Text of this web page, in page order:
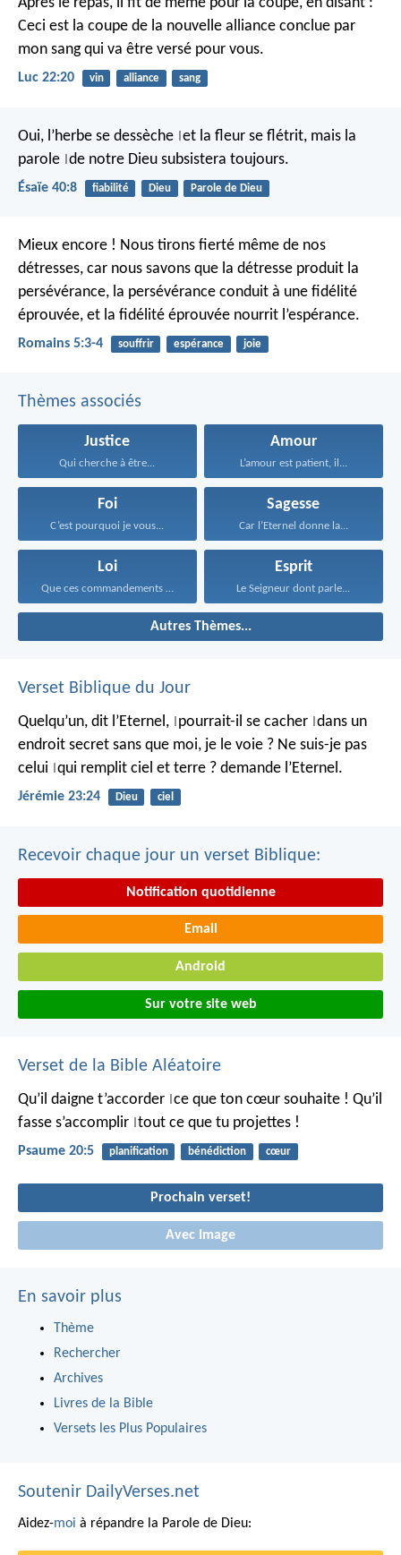
Ceci est la coupe de la nouvelle alliance conclue par
mon sang qui va être versé pour vous.
Luc 22:20 vin alliance sang
Oui, l’herbe se dessèche et la fleur se flétrit, mais la
parole de notre Dieu subsistera toujours.
Ésaïe 40:8 fiabilité Dieu Parole de Dieu
Mieux encore ! Nous tirons fierté même de nos
détresses, car nous savons que la détresse produit la
persévérance, la persévérance conduit à une fidélité
éprouvée, et la fidélité éprouvée nourrit l’espérance.
Romains 5:3-4 souffrir espérance joie
Thèmes associés
Justice
Qui cherche à être...
Amour
L’amour est patient, il...
Foi
C’est pourquoi je vous...
Sagesse
Car l’Eternel donne la...
Loi
Que ces commandements que...
Esprit
Le Seigneur dont parle...
Autres Thèmes...
Verset Biblique du Jour
Quelqu’un, dit l’Eternel, pourrait-il se cacher dans un
endroit secret sans que moi, je le voie ? Ne suis-je pas
celui qui remplit ciel et terre ? demande l’Eternel.
Jérémie 23:24 Dieu ciel
Recevoir chaque jour un verset Biblique:
Notification quotidienne
Email
Android
Sur votre site web
Verset de la Bible Aléatoire
Qu’il daigne t’accorder ce que ton cœur souhaite ! Qu’il
fasse s’accomplir tout ce que tu projettes !
Psaume 20:5 planification bénédiction cœur
Prochain verset!
Avec Image
En savoir plus
Thème
Rechercher
Archives
Livres de la Bible
Versets les Plus Populaires
Soutenir DailyVerses.net
Aidez-moi à répandre la Parole de Dieu: